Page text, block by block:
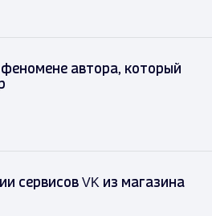
автора, который
сервисов VK из магазина